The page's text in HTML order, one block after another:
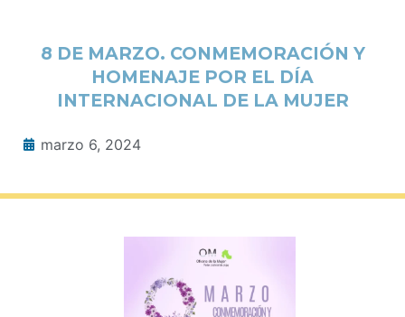
8 DE MARZO. CONMEMORACIÓN Y
HOMENAJE POR EL DÍA
INTERNACIONAL DE LA MUJER
marzo 6, 2024